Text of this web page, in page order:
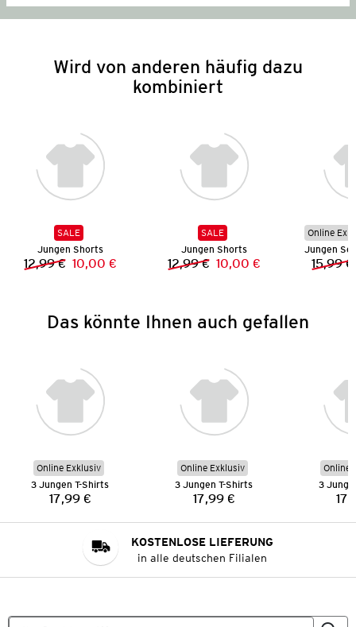
Wird von anderen häufig dazu
kombiniert
SALE
Jungen Shorts
Vorheriger Preis:
12,99 € Neuer Preis:
10,00 €
SALE
Jungen Shorts
Vorheriger Preis:
12,99 € Neuer Preis:
10,00 €
Online
15,99 €
Das könnte Ihnen auch gefallen
Online Exklusiv
3 Jungen T-Shirts
Preis:
17,99 €
Online Exklusiv
3 Jungen T-Shirts
Preis:
17,99 €
Online
3
KOSTENLOSE LIEFERUNG
in alle deutschen Filialen